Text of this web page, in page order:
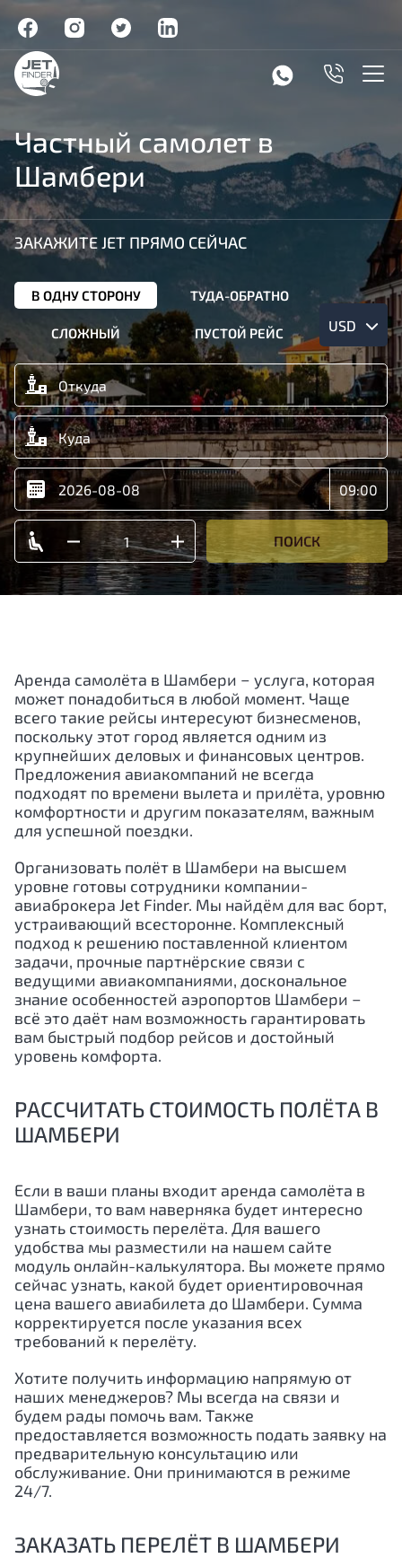
Частный самолет в
Шамбери
ЗАКАЖИТЕ JET ПРЯМО СЕЙЧАС
В ОДНУ СТОРОНУ ТУДА-ОБРАТНО
СЛОЖНЫЙ ПУСТОЙ РЕЙС USD
ПОИСК
Аренда самолёта в Шамбери − услуга, которая
может понадобиться в любой момент. Чаще
всего такие рейсы интересуют бизнесменов,
поскольку этот город является одним из
крупнейших деловых и финансовых центров.
Предложения авиакомпаний не всегда
подходят по времени вылета и прилёта, уровню
комфортности и другим показателям, важным
для успешной поездки.
Организовать полёт в Шамбери на высшем
уровне готовы сотрудники компании-
авиаброкера Jet Finder. Мы найдём для вас борт,
устраивающий всесторонне. Комплексный
подход к решению поставленной клиентом
задачи, прочные партнёрские связи с
ведущими авиакомпаниями, доскональное
знание особенностей аэропортов Шамбери −
всё это даёт нам возможность гарантировать
вам быстрый подбор рейсов и достойный
уровень комфорта.
РАССЧИТАТЬ СТОИМОСТЬ ПОЛЁТА В
ШАМБЕРИ
Если в ваши планы входит аренда самолёта в
Шамбери, то вам наверняка будет интересно
узнать стоимость перелёта. Для вашего
удобства мы разместили на нашем сайте
модуль онлайн-калькулятора. Вы можете прямо
сейчас узнать, какой будет ориентировочная
цена вашего авиабилета до Шамбери. Сумма
корректируется после указания всех
требований к перелёту.
Хотите получить информацию напрямую от
наших менеджеров? Мы всегда на связи и
будем рады помочь вам. Также
предоставляется возможность подать заявку на
предварительную консультацию или
обслуживание. Они принимаются в режиме
24/7.
ЗАКАЗАТЬ ПЕРЕЛЁТ В ШАМБЕРИ